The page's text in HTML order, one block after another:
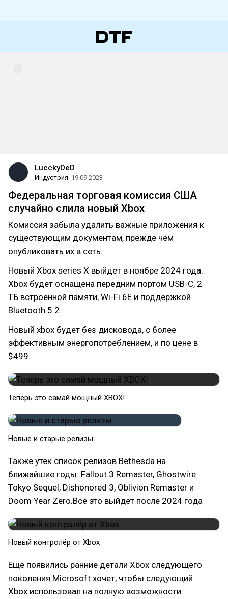
LucckyDeD
Индустрия 19.09.2023
Федеральная торговая комиссия США
случайно слила новый Xbox
Комиссия забыла удалить важные приложения к
существующим документам, прежде чем
опубликовать их в сеть.
Новый Xbox series X выйдет в ноябре 2024 года.
Xbox будет оснащена передним портом USB-C, 2
ТБ встроенной памяти, Wi-Fi 6E и поддержкой
Bluetooth 5.2.
Новый xbox будет без дисковода, с более
эффективным энергопотреблением, и по цене в
$499.
Теперь это самай мощный XBOX!
Новые и старые релизы.
Также утёк список релизов Bethesda на
ближайшие годы: Fallout 3 Remaster, Ghostwire
Tokyo Sequel, Dishonored 3, Oblivion Remaster и
Doom Year Zero.Всё это выйдет после 2024 года
Новый контролёр от Xbox
Ещё появились ранние детали Xbox следующего
поколения.Microsoft хочет, чтобы следующий
Xbox использовал на полную возможности